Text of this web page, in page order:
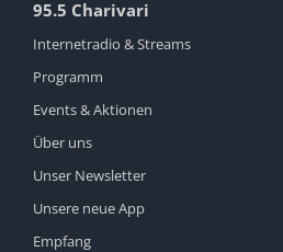
95.5 Charivari
Internetradio & Streams
Programm
Events & Aktionen
Über uns
Unser Newsletter
Unsere neue App
Empfang